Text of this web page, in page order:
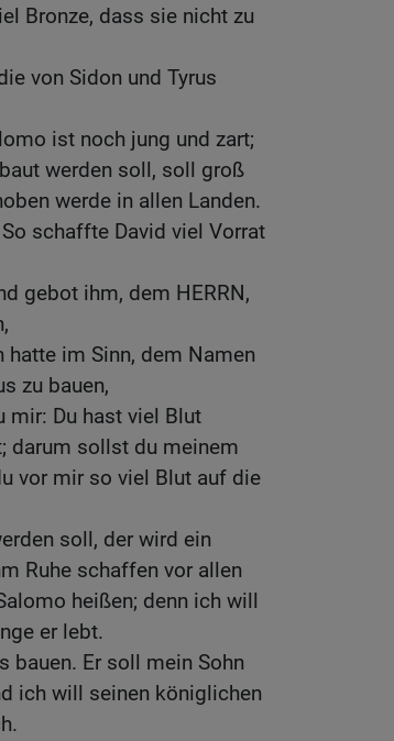
Bronze, dass sie nicht zu
von Sidon und Tyrus
ist noch jung und zart;
werden soll, soll groß
werde in allen Landen.
schaffte David viel Vorrat
gebot ihm, dem HERRN,
hatte im Sinn, dem Namen
zu bauen,
mir: Du hast viel Blut
darum sollst du meinem
vor mir so viel Blut auf die
soll, der wird ein
Ruhe schaffen vor allen
heißen; denn ich will
er lebt.
bauen. Er soll mein Sohn
ich will seinen königlichen